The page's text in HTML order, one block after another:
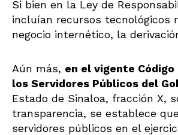
Si bien en la Ley de
incluían recursos tecnológicos
negocio internético, la
Aún más, en el vigente
los Servidores Públicos del
Estado de Sinaloa, fracción X,
transparencia, se establece
servidores públicos en el